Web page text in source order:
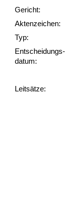
Gericht:
Akten­zeichen:
Typ:
Ent­scheid­ungs­
datum:
Leit­sätze: